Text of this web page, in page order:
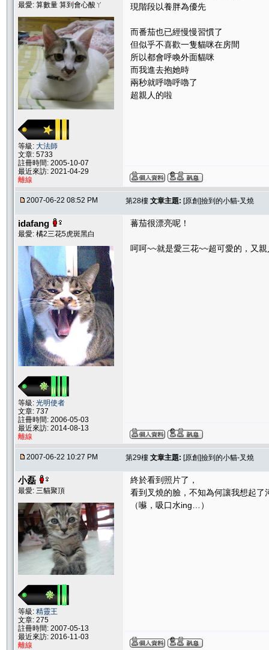
最愛: 算數量 算到會心酸ㄚ
等級: 大法師
文章: 5733
註冊時間: 2005-10-07
最近來訪: 2021-04-29
離線
現階段以養胖為優先
而番茄也已經慢慢習慣了
但似乎不喜歡一隻貓咪在房間
所以都會呼喚外面貓咪
而我進去抱她時
兩秒就呼嚕呼嚕了
超親人的啦
2007-06-22 08:52 PM 第28樓 文章主題: [原創]撿到的小貓-叉燒
idafang
最愛: 橘2三花5虎斑黑白
等級: 光明使者
文章: 737
註冊時間: 2006-05-03
最近來訪: 2014-08-13
離線
蕃茄很漂亮呢！
呵呵~~就是愛三花~~超可愛的，又
2007-06-22 10:27 PM 第29樓 文章主題: [原創]撿到的小貓-叉燒
小磊
最愛: 三貓聚頂
等級: 精靈王
文章: 275
註冊時間: 2007-05-13
最近來訪: 2016-11-03
離線
終於看到照片了，
看到叉燒的臉，不知為何讓我想起
（囌，吸口水ing…）